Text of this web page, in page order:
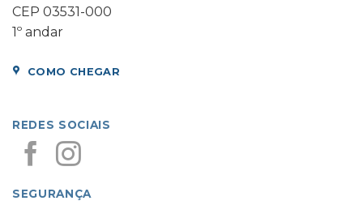
CEP 03531-000
1º andar
COMO CHEGAR
REDES SOCIAIS
SEGURANÇA